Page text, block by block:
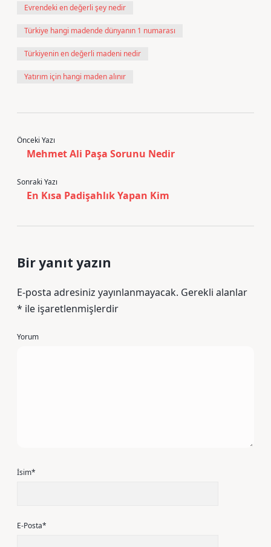
Evrendeki en değerli şey nedir
Türkiye hangi madende dünyanın 1 numarası
Türkiyenin en değerli madeni nedir
Yatırım için hangi maden alınır
Önceki Yazı
Mehmet Ali Paşa Sorunu Nedir
Sonraki Yazı
En Kısa Padişahlık Yapan Kim
Bir yanıt yazın
E-posta adresiniz yayınlanmayacak. Gerekli alanlar
* ile işaretlenmişlerdir
Yorum
İsim*
E-Posta*